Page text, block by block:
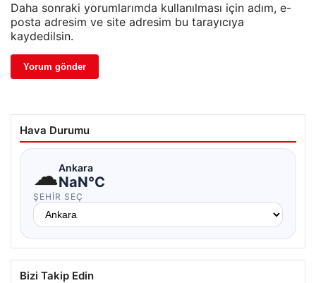
Daha sonraki yorumlarımda kullanılması için adım, e-
posta adresim ve site adresim bu tarayıcıya
kaydedilsin.
Hava Durumu
☁Ankara
NaN°C
ŞEHIR SEÇ
Bizi Takip Edin